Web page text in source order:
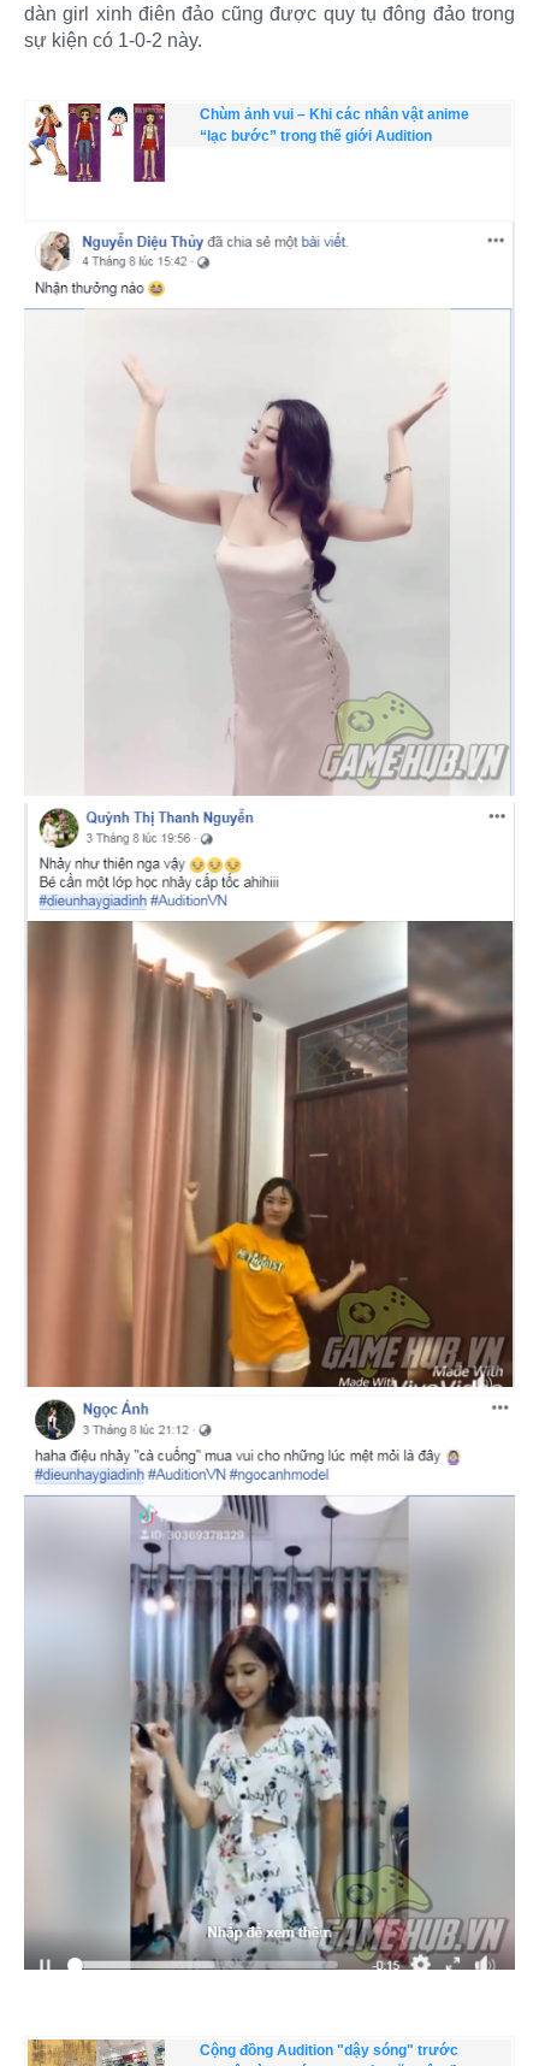
dàn girl xinh điên đảo cũng được quy tụ đông đảo trong
sự kiện có 1-0-2 này.
Chùm ảnh vui – Khi các nhân vật anime
“lạc bước” trong thế giới Audition
Cộng đồng Audition "dậy sóng" trước